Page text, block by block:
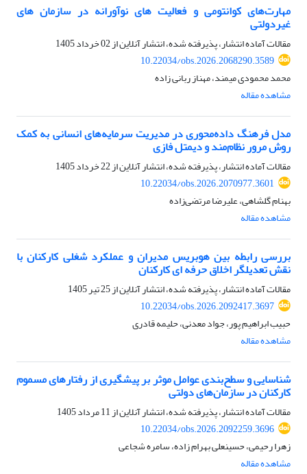
مهارت‌های کوانتومی و فعالیت های نوآورانه در سازمان های
غیردولتی
مقالات آماده انتشار، پذیرفته شده، انتشار آنلاین از02 خرداد 1405
10.22034/obs.2026.2068290.3589
محمد محمودی میمند، مهناز ربانی زاده
مشاهده مقاله
مدل فرهنگ داده‌محوری در مدیریت سرمایه‌های انسانی به کمک
روش مرور نظام‎‌مند و دیمتل فازی
مقالات آماده انتشار، پذیرفته شده، انتشار آنلاین از22 خرداد 1405
10.22034/obs.2026.2070977.3601
بهنام گلشاهی، علیرضا مرتضی‌زاده
مشاهده مقاله
بررسی رابطه بین هوبریس مدیران و عملکرد شغلی کارکنان با
نقش تعدیلگر اخلاق حرفه ای کارکنان
مقالات آماده انتشار، پذیرفته شده، انتشار آنلاین از25 تیر 1405
10.22034/obs.2026.2092417.3697
حبیب ابراهیم پور، جواد معدنی، حلیمه قادری
مشاهده مقاله
شناسایی و سطح‌بندی عوامل موثر بر پیشگیری از رفتارهای مسموم
کارکنان در سازما‌ن‌های دولتی
مقالات آماده انتشار، پذیرفته شده، انتشار آنلاین از11 مرداد 1405
10.22034/obs.2026.2092259.3696
زهرا رحیمی، حسینعلی بهرام زاده، سامره شجاعی
مشاهده مقاله